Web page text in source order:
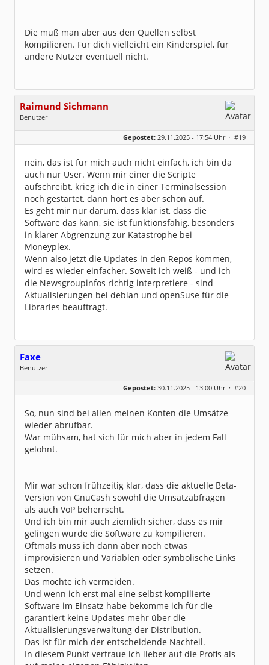
Die muß man aber aus den Quellen selbst
kompilieren. Für dich vielleicht ein Kinderspiel, für
andere Nutzer eventuell nicht.
Raimund Sichmann
Benutzer
Geschlecht:
keine Angabe
Dabei seit:
08 / 2002
Gepostet: 29.11.2025 - 17:54 Uhr · #19
nein, das ist für mich auch nicht einfach, ich bin da
auch nur User. Wenn mir einer die Scripte
aufschreibt, krieg ich die in einer Terminalsession
noch gestartet, dann hört es aber schon auf.
Es geht mir nur darum, dass klar ist, dass die
Software das kann, sie ist funktionsfähig, besonders
in klarer Abgrenzung zur Katastrophe bei
Moneyplex.
Wenn also jetzt die Updates in den Repos kommen,
wird es wieder einfacher. Soweit ich weiß - und ich
die Newsgroupinfos richtig interpretiere - sind
Aktualisierungen bei debian und openSuse für die
Libraries beauftragt.
Faxe
Benutzer
Dabei seit:
11 / 2025
Gepostet: 30.11.2025 - 13:00 Uhr · #20
So, nun sind bei allen meinen Konten die Umsätze
wieder abrufbar.
War mühsam, hat sich für mich aber in jedem Fall
gelohnt.
Mir war schon frühzeitig klar, dass die aktuelle Beta-
Version von GnuCash sowohl die Umsatzabfragen
als auch VoP beherrscht.
Und ich bin mir auch ziemlich sicher, dass es mir
gelingen würde die Software zu kompilieren.
Oftmals muss ich dann aber noch etwas
improvisieren und Variablen oder symbolische Links
setzen.
Das möchte ich vermeiden.
Und wenn ich erst mal eine selbst kompilierte
Software im Einsatz habe bekomme ich für die
garantiert keine Updates mehr über die
Aktualisierungsverwaltung der Distribution.
Das ist für mich der entscheidende Nachteil.
In diesem Punkt vertraue ich lieber auf die Profis als